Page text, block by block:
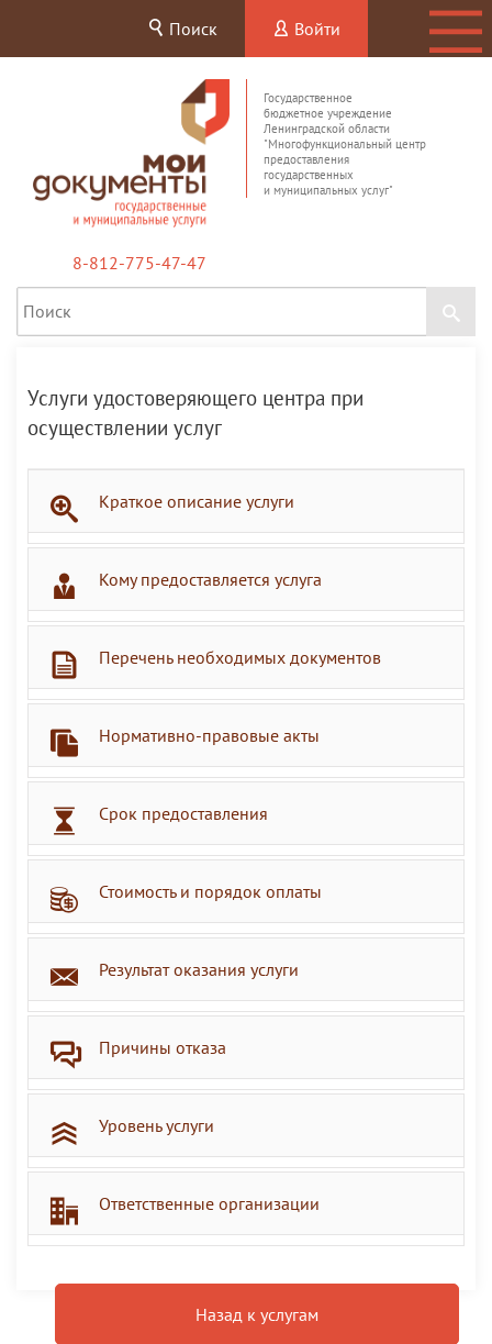
Поиск Войти
Государственное
бюджетное учреждение
Ленинградской области
"Многофункциональный центр
предоставления
государственных
и муниципальных услуг"
8-812-775-47-47
Услуги удостоверяющего центра при
осуществлении услуг
Краткое описание услуги
Кому предоставляется услуга
Перечень необходимых документов
Нормативно-правовые акты
Срок предоставления
Стоимость и порядок оплаты
Результат оказания услуги
Причины отказа
Уровень услуги
Ответственные организации
Назад к услугам